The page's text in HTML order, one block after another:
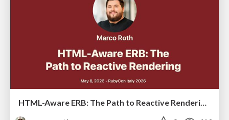
HTML-Aware ERB: The Path to Reactive Rendering @ RubyCon 2026, Rimini, Italy